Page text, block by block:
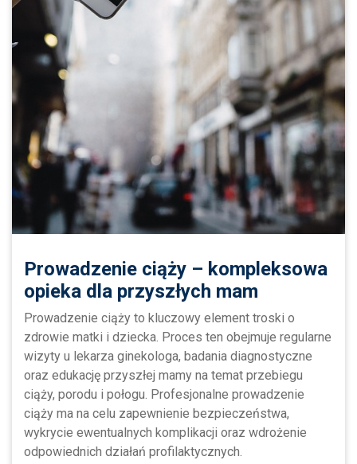
Prowadzenie ciąży – kompleksowa
opieka dla przyszłych mam
Prowadzenie ciąży to kluczowy element troski o
zdrowie matki i dziecka. Proces ten obejmuje regularne
wizyty u lekarza ginekologa, badania diagnostyczne
oraz edukację przyszłej mamy na temat przebiegu
ciąży, porodu i połogu. Profesjonalne prowadzenie
ciąży ma na celu zapewnienie bezpieczeństwa,
wykrycie ewentualnych komplikacji oraz wdrożenie
odpowiednich działań profilaktycznych.